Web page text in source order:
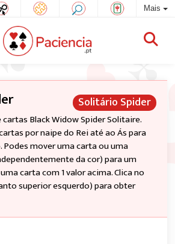
Mais
Solitário Spider
Black Widow Spider Solitaire.
por naipe do Rei até ao Ás para
mover uma carta ou uma
da cor) para um
carta com 1 valor acima. Clica no
superior esquerdo) para obter